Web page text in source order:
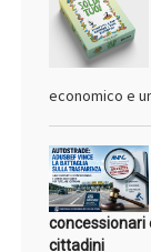
economico e
concessionari
cittadini